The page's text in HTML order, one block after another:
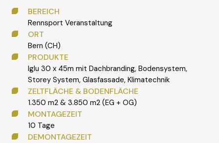
BEREICH
Rennsport Veranstaltung
ORT
Bern (CH)
PRODUKTE
Iglu 30 x 45m mit Dachbranding, Bodensystem,
Storey System, Glasfassade, Klimatechnik
ZELTFLÄCHE & BODENFLÄCHE
1.350 m2 & 3.850 m2 (EG + OG)
MONTAGEZEIT
10 Tage
DEMONTAGEZEIT